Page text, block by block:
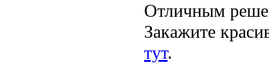
Отличным
Закажите
тут.